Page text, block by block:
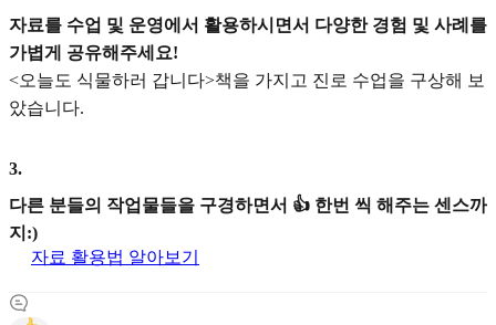
자료를 수업 및 운영에서 활용하시면서 다양한 경험 및 사례를
가볍게 공유해주세요!
<오늘도 식물하러 갑니다>책을 가지고 진로 수업을 구상해 보
았습니다.
3.
다른 분들의 작업물들을 구경하면서 👍 한번 씩 해주는 센스까
지:)
자료 활용법 알아보기